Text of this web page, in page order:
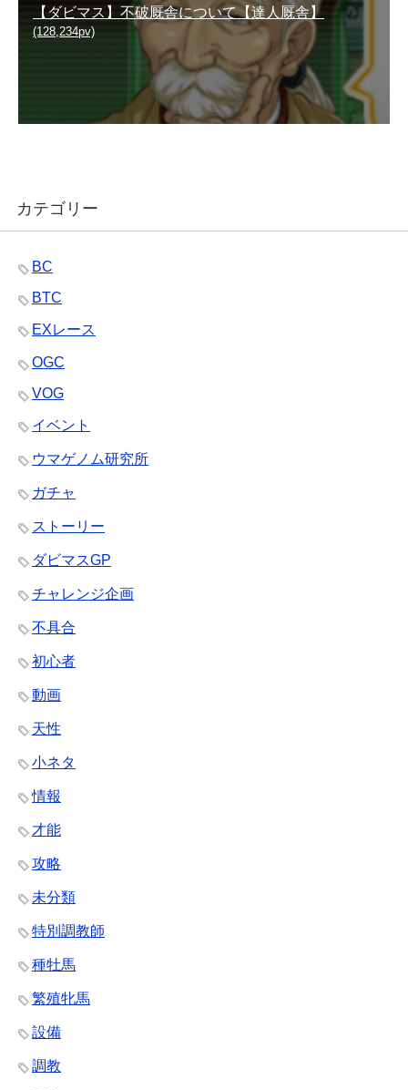
【ダビマス】不破厩舎について【達人厩舎】
(128,234pv)
カテゴリー
BC
BTC
EXレース
OGC
VOG
イベント
ウマゲノム研究所
ガチャ
ストーリー
ダビマスGP
チャレンジ企画
不具合
初心者
動画
天性
小ネタ
情報
才能
攻略
未分類
特別調教師
種牡馬
繁殖牝馬
設備
調教